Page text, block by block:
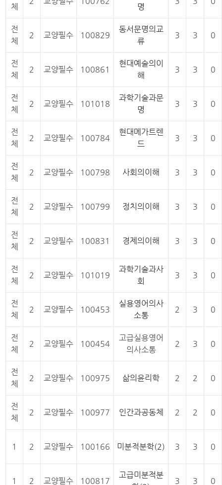
체
명
전
체
2 교양필수 100829
동서문명의교
류
3 3 0
전
체
2 교양필수 100861
현대예술의이
해
3 3 0
전
체
2 교양필수 101018
과학기술과문
명
3 3 0
전
체
2 교양필수 100784
현대메가트렌
드
3 3 0
전
체
2 교양필수 100798 사회의이해 3 3 0
전
체
2 교양필수 100799 정치의이해 3 3 0
전
체
2 교양필수 100831 경제의이해 3 3 0
전
체
2 교양필수 101019
과학기술과사
회
3 3 0
전
체
2 교양필수 100453
실용영어의사
소통
2 3 0
전
체
2 교양필수 100454
고급실용영어
의사소통
2 3 0
전
체
2 교양필수 100975 삶의윤리학 2 2 0
전
체
2 교양필수 100977 인간과공동체 2 2 0
1 2 교양필수 100166 미분적분학(2) 3 3 0
1 2 교양필수 100817
고급미분적분
3 3 0